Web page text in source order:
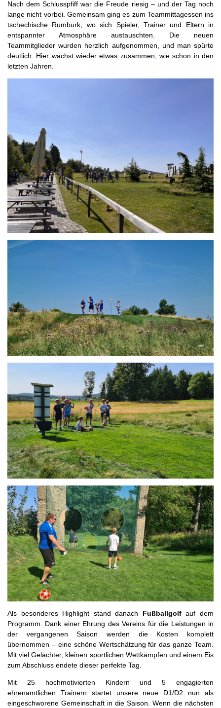
Nach dem Schlusspfiff war die Freude riesig – und der Tag noch
lange nicht vorbei. Gemeinsam ging es zum Teammittagessen ins
tschechische Rumburk, wo sich Spieler, Trainer und Eltern in
entspannter Atmosphäre austauschten. Die neuen
Teammitglieder wurden herzlich aufgenommen, und man spürte
deutlich: Hier wächst wieder etwas zusammen, wie schon in den
letzten Jahren.
Als besonderes Highlight stand danach Fußballgolfauf dem
Programm. Dank einer Ehrung des Vereins für die Leistungen in
der vergangenen Saison werden die Kosten komplett
übernommen – eine schöne Wertschätzung für das ganze Team.
Mit viel Gelächter, kleinen sportlichen Wettkämpfen und einem Eis
zum Abschluss endete dieser perfekte Tag.
Mit 25 hochmotivierten Kindern und 5 engagierten
ehrenamtlichen Trainern startet unsere neue D1/D2 nun als
eingeschworene Gemeinschaft in die Saison. Wenn die nächsten